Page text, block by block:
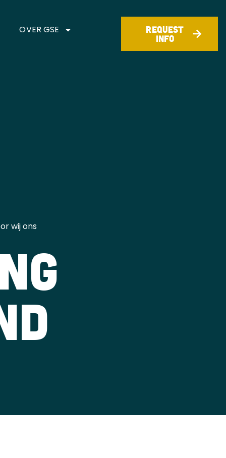
REQUEST
INFO
OVER GSE
REQUEST
INFO
wij ons